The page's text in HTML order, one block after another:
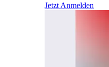
Jetzt Anmelden